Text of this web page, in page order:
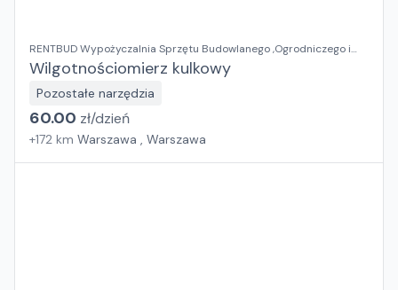
RENTBUD Wypożyczalnia Sprzętu Budowlanego ,Ogrodniczego i
Elektronarzędzi
Wilgotnościomierz kulkowy
Pozostałe narzędzia
60.00 zł/dzień
+172 km Warszawa , Warszawa